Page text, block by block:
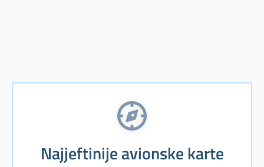
Najjeftinije avionske karte